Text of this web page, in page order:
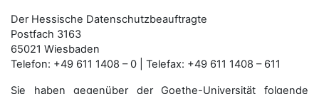
Der Hessische Datenschutzbeauftragte
Postfach 3163
65021 Wiesbaden
Telefon: +49 611 1408 – 0 | Telefax: +49 611 1408 – 611
Sie haben gegenüber der Goethe-Universität folgende